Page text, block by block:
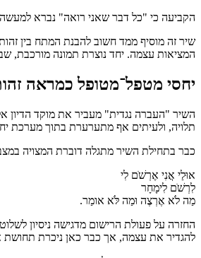
הקביעה כי "כל דבר שאני רואה" נברא
שיר זה מוסיף ממד חשוב להבנת המתח בין
המציאות עצמה. יחד נוצרת תמונה מורכבת,
יחסי מטפל־מטופל כמראה
השיר "העברה נגדית" מעביר את מוקד הדיון
תלויה, ולעיתים אף מתערערת בתוך מערכת
כבר בתחילת השיר מתגלה דוברת המצויה
אוּלַי אֲנִי אֶרְשֹׁם לִי
לִרְשֹׁם לִימָחָר
מַה לֹא אֶרְצֶה וּמַה לֹּא אומַר.
החזרה על פעולת הרישום מדגישה ניסיון
להגדיר את עצמה, אך כבר כאן ניכרת תחושת